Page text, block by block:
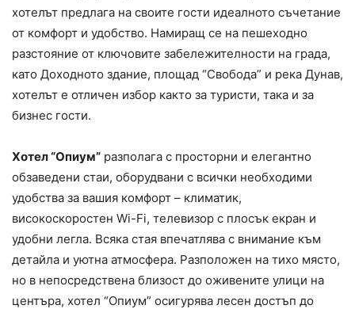
хотелът предлага на своите гости идеалното съчетание
от комфорт и удобство. Намиращ се на пешеходно
разстояние от ключовите забележителности на града,
като Доходното здание, площад “Свобода” и река Дунав,
хотелът е отличен избор както за туристи, така и за
бизнес гости.
Хотел “Опиум” разполага с просторни и елегантно
обзаведени стаи, оборудвани с всички необходими
удобства за вашия комфорт – климатик,
високоскоростен Wi-Fi, телевизор с плосък екран и
удобни легла. Всяка стая впечатлява с внимание към
детайла и уютна атмосфера. Разположен на тихо място,
но в непосредствена близост до оживените улици на
центъра, хотел “Опиум” осигурява лесен достъп до